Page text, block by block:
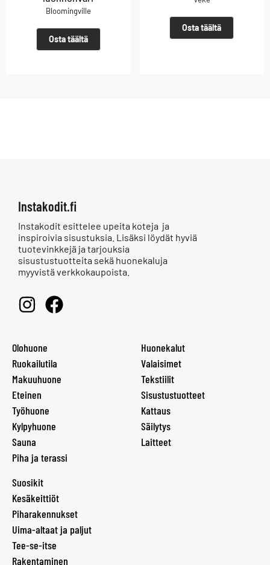
Bloomingville
Osta täältä
Osta täältä
Instakodit.fi
Instakodit esittelee upeita koteja ja
inspiroivia sisustuksia. Lisäksi löydät hyviä
tuotevinkkejä ja tarjouksia
sisustustuotteita sekä huonekaluja
myyvistä verkkokaupoista.
Olohuone
Ruokailutila
Makuuhuone
Eteinen
Työhuone
Kylpyhuone
Sauna
Piha ja terassi
Huonekalut
Valaisimet
Tekstiilit
Sisustustuotteet
Kattaus
Säilytys
Laitteet
Suosikit
Kesäkeittiöt
Piharakennukset
Uima-altaat ja paljut
Tee-se-itse
Rakentaminen